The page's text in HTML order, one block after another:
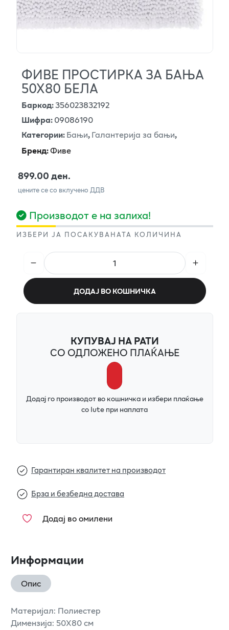
ФИВЕ ПРОСТИРКА ЗА БАЊА
50Х80 БЕЛА
Баркод:356023832192
Шифра:09086190
Категории:Бањи,Галантерија за бањи,
Бренд:Фиве
899.00 ден.
цените се со вклучено ДДВ
Производот е на залиха!
ИЗБЕРИ ЈА ПОСАКУВАНАТА КОЛИЧИНА
ДОДАЈ ВО КОШНИЧКА
КУПУВАЈ НА РАТИ
СО ОДЛОЖЕНО ПЛАЌАЊЕ
Додај го производот во кошничка и избери плаќање
со Iute при наплата
Гарантиран квалитет на производот
Брза и безбедна достава
Додај во омилени
Информации
Опис
Материјал: Полиестер
Димензија: 50X80 см